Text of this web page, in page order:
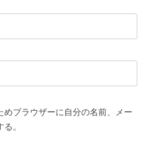
ブラウザーに自分の名前、メー
。